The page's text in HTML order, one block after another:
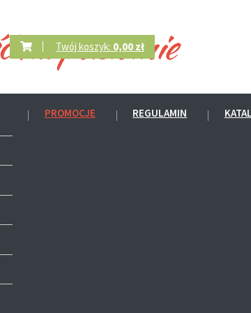
Twój koszyk: 0,00 zł
PROMOCJE REGULAMIN